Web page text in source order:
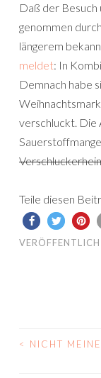
Daß der Besuch
genommen
längerem
meldet: In
Demnach habe
verschluckt. Die
Teile diesen
< NICHT